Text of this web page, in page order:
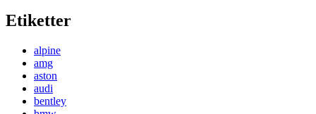
Etiketter
alpine
amg
aston
audi
bentley